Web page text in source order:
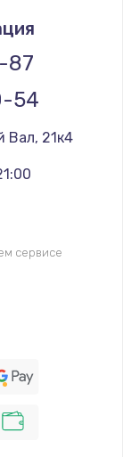
87
54
Вал, 21к4
сервисе